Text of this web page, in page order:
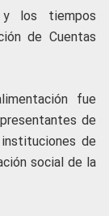
y los tiempos
de Cuentas
fue
de
de
social de la